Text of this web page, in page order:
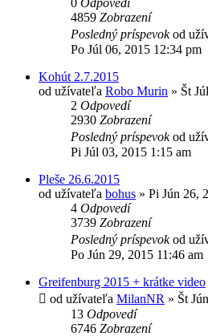
4859 Zobrazení
Posledný príspevokod
Po Júl 06, 2015 12:34 pm
Kohút 2.7.2015
od užívateľa Robo Murin » Št
2 Odpovedí
2930 Zobrazení
Posledný príspevokod
Pi Júl 03, 2015 1:15 am
Pleše 26.6.2015
od užívateľa bohus » Pi Jún 26,
4 Odpovedí
3739 Zobrazení
Posledný príspevokod
Po Jún 29, 2015 11:46 am
Greifenburg 2015 + krátke video
od užívateľa MilanNR » Št
13 Odpovedí
6746 Zobrazení